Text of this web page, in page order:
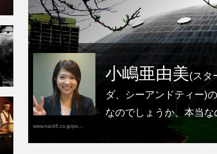
www.nack5.co.jp/pe...
小嶋亜由美(スタ
ダ、シーアンドティー)の
なのでしょうか、本当な